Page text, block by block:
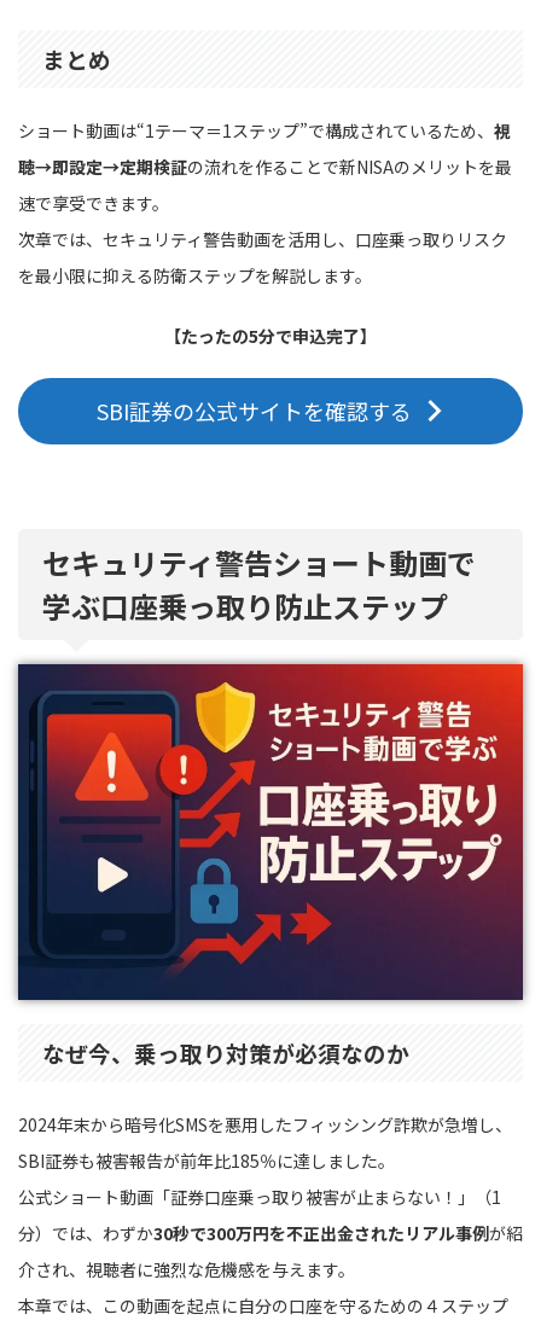
まとめ
ショート動画は“1テーマ＝1ステップ”で構成されているため、 視
聴→即設定→定期検証の流れを作ることで新NISAのメリットを最
速で享受できます。
次章では、セキュリティ警告動画を活用し、口座乗っ取りリスク
を最小限に抑える防衛ステップを解説します。
【たったの5分で申込完了】
SBI証券の公式サイトを確認する
セキュリティ警告ショート動画で
学ぶ口座乗っ取り防止ステップ
なぜ今、乗っ取り対策が必須なのか
2024年末から暗号化SMSを悪用したフィッシング詐欺が急増し、
SBI証券も被害報告が前年比185％に達しました。
公式ショート動画「証券口座乗っ取り被害が止まらない！」（1
分）では、わずか30秒で300万円を不正出金されたリアル事例が紹
介され、視聴者に強烈な危機感を与えます。
本章では、この動画を起点に自分の口座を守るための４ステップ